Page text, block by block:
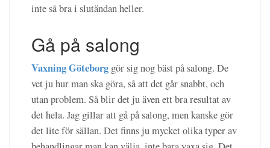
inte så bra i slutändan heller.
Gå på salong
Vaxning Göteborg gör sig nog bäst på salong. De
vet ju hur man ska göra, så att det går snabbt, och
utan problem. Så blir det ju även ett bra resultat av
det hela. Jag gillar att gå på salong, men kanske gör
det lite för sällan. Det finns ju mycket olika typer av